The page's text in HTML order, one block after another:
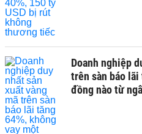
Doanh nghiệp
trên sàn báo lãi
đồng nào từ